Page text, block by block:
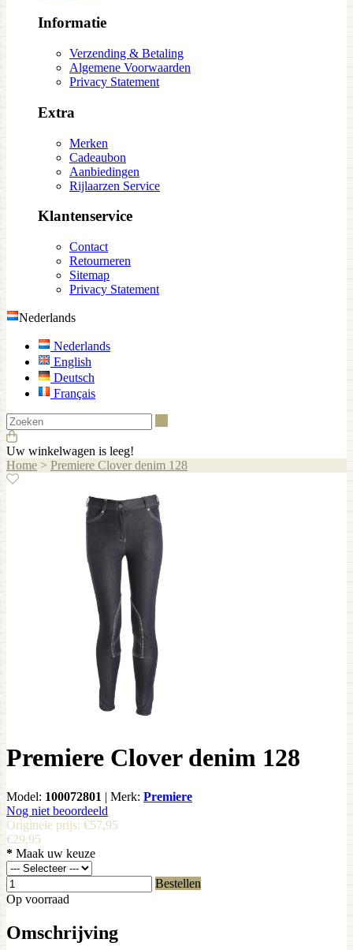
Informatie
Verzending & Betaling
Algemene Voorwaarden
Privacy Statement
Extra
Merken
Cadeaubon
Aanbiedingen
Rijlaarzen Service
Klantenservice
Contact
Retourneren
Sitemap
Privacy Statement
Nederlands
Nederlands
English
Deutsch
Français
Uw winkelwagen is leeg!
Home > Premiere Clover denim 128
Premiere Clover denim 128
Model: 100072801 | Merk: Premiere
Nog niet beoordeeld
Originele prijs: €57,95
€29,95
* Maak uw keuze
Bestellen
Op voorraad
Omschrijving